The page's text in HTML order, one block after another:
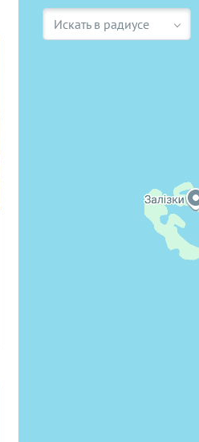
Искать в радиусе